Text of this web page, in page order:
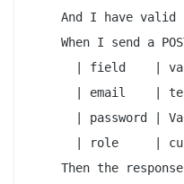
And I have valid
When I send a
| field    |
| email    |
| password |
| role     |
Then the